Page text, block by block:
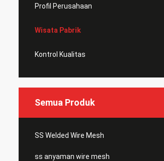
Profil Perusahaan
Wisata Pabrik
Kontrol Kualitas
Semua Produk
SS Welded Wire Mesh
ss anyaman wire mesh